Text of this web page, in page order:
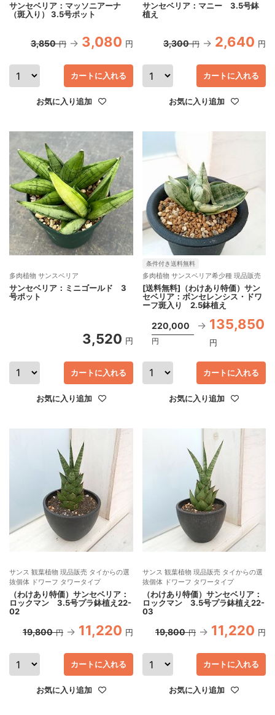
サンセベリア：マッソニアーナ
（斑入り） 3.5号ポット
3,850 円 3,080 円
お気に入り追加
カートに入れる
サンセベリア：マニー 3.5号鉢
植え
3,300 円 2,640 円
お気に入り追加
カートに入れる
多肉植物 サンスベリア
サンセベリア：ミニゴールド 3
号ポット
3,520 円
お気に入り追加
カートに入れる
条件付き送料無料
多肉植物 サンスベリア希少種 現品販売
[送料無料]（わけあり特価）サン
セベリア：ボンセレンシス・ドワ
ーフ斑入り 2.5鉢植え
220,000
円
135,850
円
お気に入り追加
カートに入れる
サンス 観葉植物 現品販売 タイからの選
抜個体 ドワーフ タワータイプ
（わけあり特価）サンセベリア：
ロックマン 3.5号プラ鉢植え22-
02
19,800 円 11,220 円
お気に入り追加
カートに入れる
サンス 観葉植物 現品販売 タイからの選
抜個体 ドワーフ タワータイプ
（わけあり特価）サンセベリア：
ロックマン 3.5号プラ鉢植え22-
03
19,800 円 11,220 円
お気に入り追加
カートに入れる